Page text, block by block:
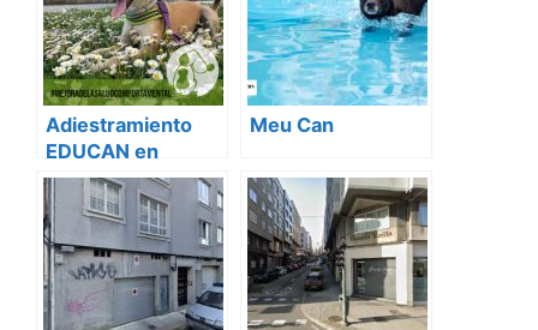
Adiestramiento
EDUCAN en
Coruña
Meu Can